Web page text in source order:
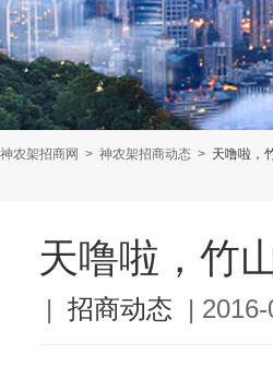
神农架招商网 > 神农架招商动态 > 天噜啦，
天噜啦，竹
| 招商动态 |